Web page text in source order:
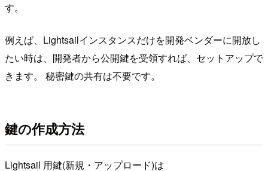
す。
例えば、Lightsailインスタンスだけを開発ベンダーに開放し
たい時は、開発者から公開鍵を受領すれば、セットアップで
きます。 秘密鍵の共有は不要です。
鍵の作成方法
Lightsail 用鍵(新規・アップロード)は